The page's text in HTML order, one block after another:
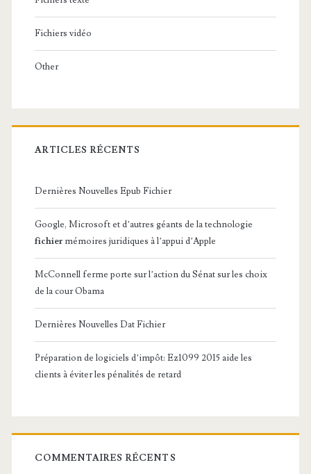
Fichiers vidéo
Other
ARTICLES RÉCENTS
Dernières Nouvelles Epub Fichier
Google, Microsoft et d’autres géants de la technologie
fichier mémoires juridiques à l’appui d’Apple
McConnell ferme porte sur l’action du Sénat sur les choix
de la cour Obama
Dernières Nouvelles Dat Fichier
Préparation de logiciels d’impôt: Ez1099 2015 aide les
clients à éviter les pénalités de retard
COMMENTAIRES RÉCENTS